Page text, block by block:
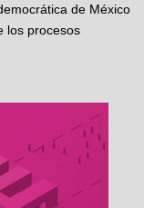
de México
los procesos